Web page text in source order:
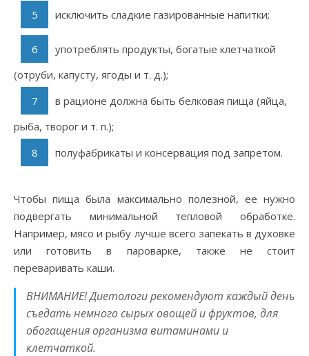
исключить сладкие газированные напитки;
употреблять продукты, богатые клетчаткой
(отруби, капусту, ягоды и т. д.);
в рационе должна быть белковая пища (яйца,
рыба, творог и т. п.);
полуфабрикаты и консервация под запретом.
Чтобы пища была максимально полезной, ее нужно
подвергать минимальной тепловой обработке.
Например, мясо и рыбу лучше всего запекать в духовке
или готовить в пароварке, также не стоит
переваривать каши.
ВНИМАНИЕ! Диетологи рекомендуют каждый день
съедать немного сырых овощей и фруктов, для
обогащения организма витаминами и
клетчаткой.